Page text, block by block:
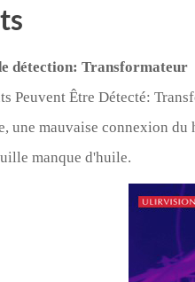
détection: Transformateur
Peuvent Être Détecté:
une mauvaise connexion du
manque d'huile.